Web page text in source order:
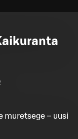
muretsege – uusi